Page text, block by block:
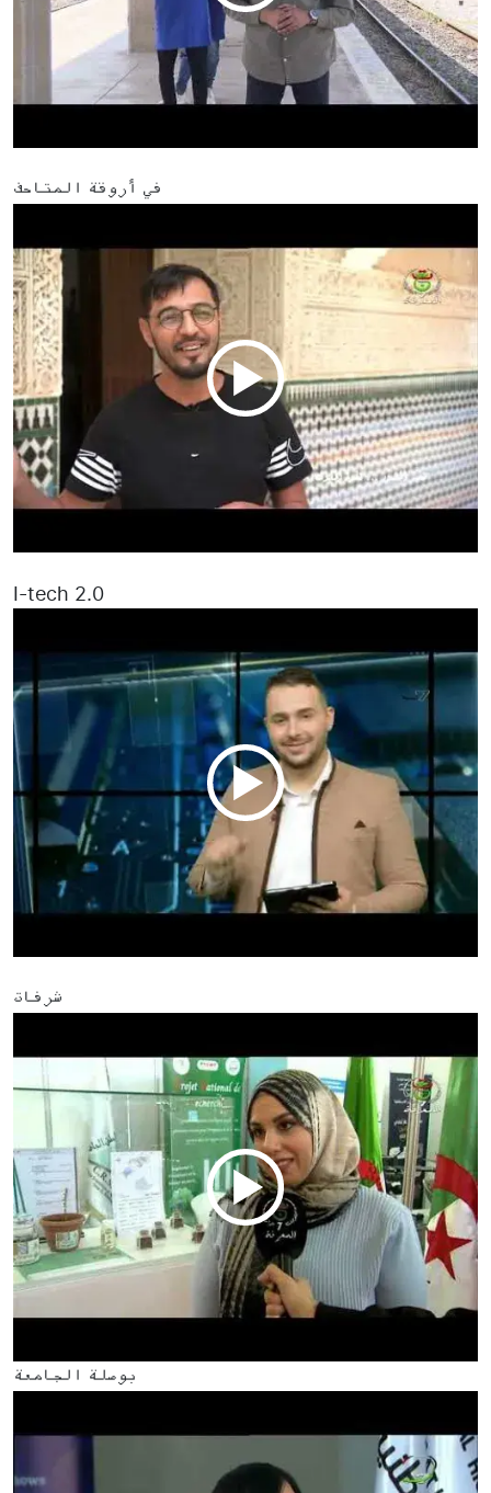
في أروقة المتاحف
I-tech 2.0
شرفات
بوصلة الجامعة